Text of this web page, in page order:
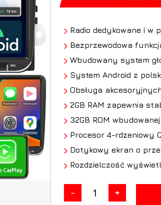
Radio dedykowane i w
Bezprzewodowa
Wbudowany system
System Android z
Obsługa
2GB RAM zapewnia
32GB ROM
Procesor 4-rdzeniowy
Dotykowy ekran o
Rozdzielczość